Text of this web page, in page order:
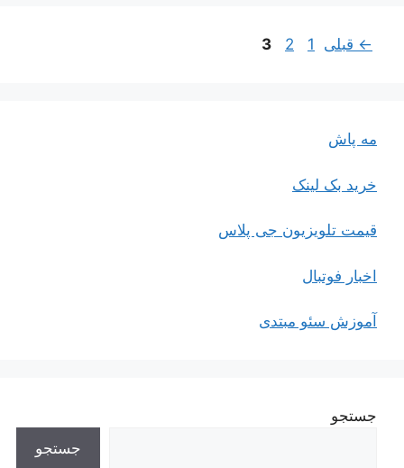
← قبلی برگه
1 برگه
2 برگه
3
مه پاش
خرید بک لینک
قیمت تلویزیون جی پلاس
اخبار فوتبال
آموزش سئو مبتدی
جستجو
جستجو